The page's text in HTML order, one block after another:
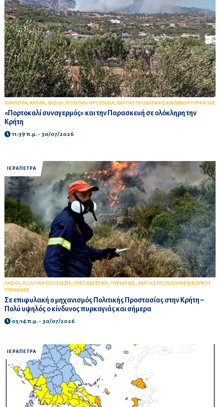
ΙΕΡΑΠΕΤΡΑ, ΚΡΗΤΗ , ΛΑΣΙΘΙ , ΠΟΛΙΤΙΚΗ ΠΡΟΣΤΑΣΙΑ, ΧΑΡΤΗΣ ΠΡΟΒΛΕΨΗΣ ΚΙΝΔΥΝΟΥ ΠΥΡΚΑΓΙΑΣ
«Πορτοκαλί συναγερμός» και την Παρασκευή σε ολόκληρη την
Κρήτη
11:39 π.μ. - 30/07/2026
ΙΕΡΑΠΕΤΡΑ
ΛΑΣΙΘΙ , ΠΟΛΙΤΙΚΗ ΠΡΟΣΤΑΣΙΑ, ΠΥΡΟΣΒΕΣΤΙΚΗ , ΠΥΡΚΑΓΙΕΣ , ΧΑΡΤΗΣ ΠΡΟΒΛΕΨΗΣ ΚΙΝΔΥΝΟΥ
ΠΥΡΚΑΓΙΑΣ
Σε επιφυλακή ο μηχανισμός Πολιτικής Προστασίας στην Κρήτη –
Πολύ υψηλός ο κίνδυνος πυρκαγιάς και σήμερα
05:14 π.μ. - 30/07/2026
ΙΕΡΑΠΕΤΡΑ